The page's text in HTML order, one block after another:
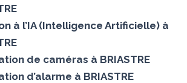
à l’IA (Intelligence Artificielle) à
de caméras à BRIASTRE
d’alarme à BRIASTRE